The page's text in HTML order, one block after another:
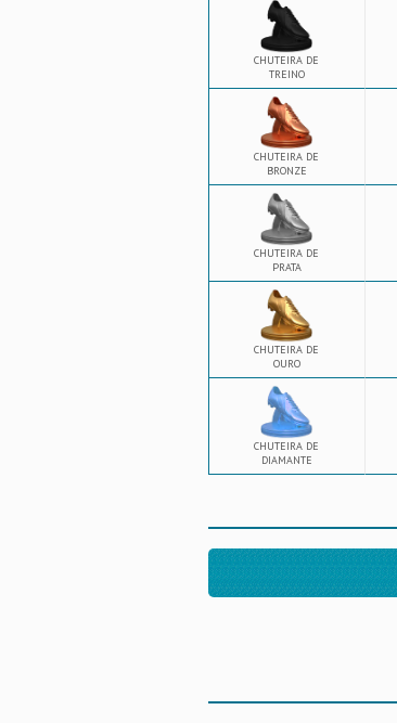
CHUTEIRA DE
TREINO
CHUTEIRA DE
BRONZE
CHUTEIRA DE
PRATA
CHUTEIRA DE
OURO
CHUTEIRA DE
DIAMANTE